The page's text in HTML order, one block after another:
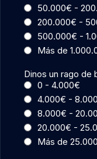
50.000€ -
200.000€ -
500.000€ -
Más de
Dinos un rago de
0 - 4.000€
4.000€ -
8.000€ -
20.000€ -
Más de